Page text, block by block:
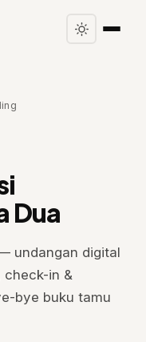
Dua
undangan digital
check-in &
bye buku tamu